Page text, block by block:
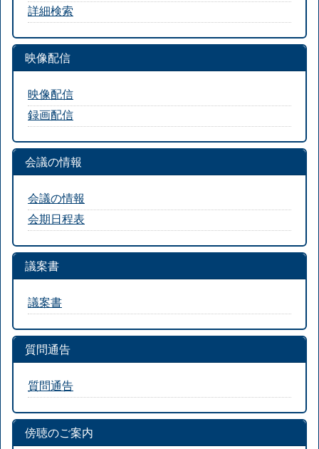
詳細検索
映像配信
映像配信
録画配信
会議の情報
会議の情報
会期日程表
議案書
議案書
質問通告
質問通告
傍聴のご案内